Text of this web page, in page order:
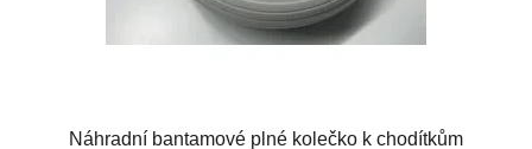
Náhradní bantamové plné kolečko k chodítkům